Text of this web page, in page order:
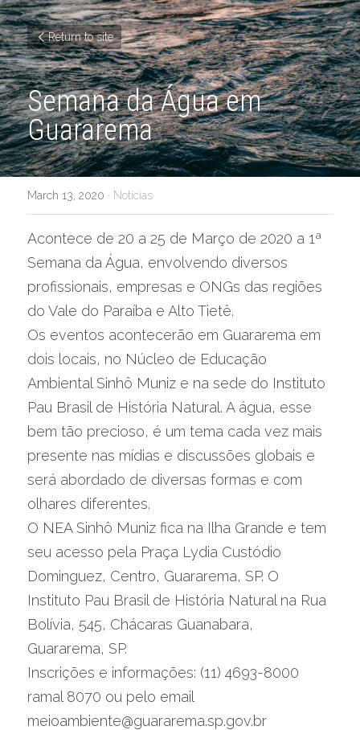
Return to site
Semana da Água em
Guararema
March 13, 2020 · Notícias
Acontece de 20 a 25 de Março de 2020 a 1ª
Semana da Água, envolvendo diversos
profissionais, empresas e ONGs das regiões
do Vale do Paraíba e Alto Tietê.
Os eventos acontecerão em Guararema em
dois locais, no Núcleo de Educação
Ambiental Sinhô Muniz e na sede do Instituto
Pau Brasil de História Natural. A água, esse
bem tão precioso, é um tema cada vez mais
presente nas mídias e discussões globais e
será abordado de diversas formas e com
olhares diferentes.
O NEA Sinhô Muniz fica na Ilha Grande e tem
seu acesso pela Praça Lydia Custódio
Dominguez, Centro, Guararema, SP. O
Instituto Pau Brasil de História Natural na Rua
Bolívia, 545, Chácaras Guanabara,
Guararema, SP.
Inscrições e informações: (11) 4693-8000
ramal 8070 ou pelo email
meioambiente@guararema.sp.gov.br